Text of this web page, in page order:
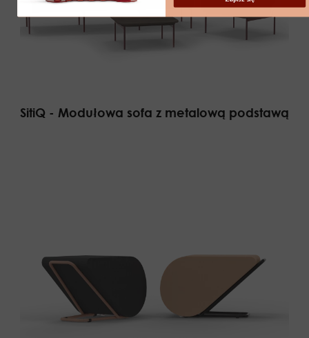
SitiQ - Modułowa sofa z metalową podstawą